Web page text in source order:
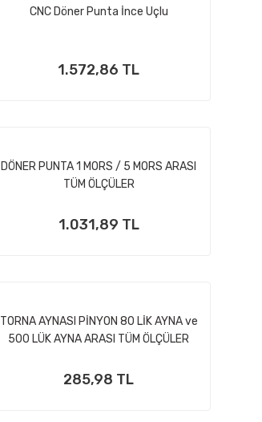
CNC Döner Punta İnce Uçlu
1.572,86 TL
DÖNER PUNTA 1 MORS / 5 MORS ARASI
TÜM ÖLÇÜLER
1.031,89 TL
TORNA AYNASI PİNYON 80 LİK AYNA ve
500 LÜK AYNA ARASI TÜM ÖLÇÜLER
285,98 TL